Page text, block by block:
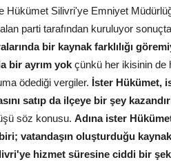
Silivri'ye Emniyet
parti tarafından kuruluyor
bir kaynak farklılığı
bir ayrım yok çünkü her ikisinin de
ödediği vergiler. İster Hükümet,
satıp da ilçeye bir şey
söz konusu. Adına ister
vatandaşın oluşturduğu
hizmet süresine ciddi bir